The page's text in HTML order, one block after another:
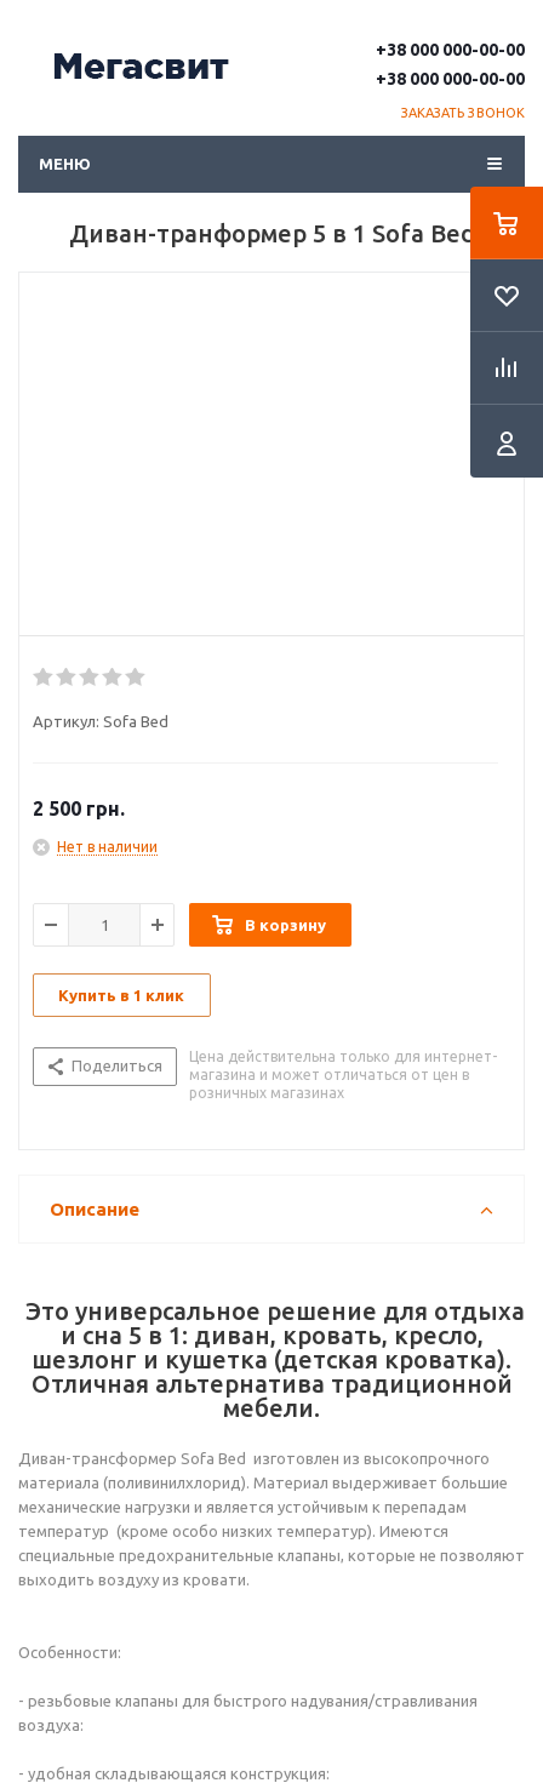
+38 000 000-00-00
+38 000 000-00-00
ЗАКАЗАТЬ ЗВОНОК
МЕНЮ
Диван-транформер 5 в 1 Sofa Bed
Артикул: Sofa Bed
2 500 грн.
Нет в наличии
В корзину
Купить в 1 клик
Поделиться
Цена действительна только для интернет-
магазина и может отличаться от цен в
розничных магазинах
Описание
Это универсальное решение для отдыха
и сна 5 в 1: диван, кровать, кресло,
шезлонг и кушетка (детская кроватка).
Отличная альтернатива традиционной
мебели.
Диван-трансформер Sofa Bed изготовлен из высокопрочного
материала (поливинилхлорид). Материал выдерживает большие
механические нагрузки и является устойчивым к перепадам
температур (кроме особо низких температур). Имеются
специальные предохранительные клапаны, которые не позволяют
выходить воздуху из кровати.
Особенности:
- резьбовые клапаны для быстрого надувания/стравливания
воздуха:
- удобная складывающаяся конструкция: